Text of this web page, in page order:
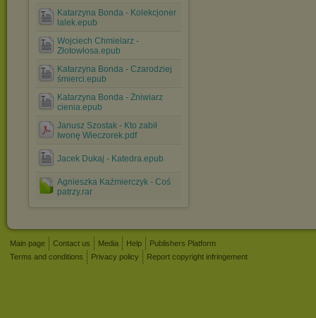
Katarzyna Bonda - Kolekcjoner
lalek.epub
Wojciech Chmielarz -
Złotowłosa.epub
Katarzyna Bonda - Czarodziej
śmierci.epub
Katarzyna Bonda - Żniwiarz
cienia.epub
Janusz Szostak - Kto zabił
Iwonę Wieczorek.pdf
Jacek Dukaj - Katedra.epub
Agnieszka Kaźmierczyk - Coś
patrzy.rar
Main page Contact us Media Help
Publishers Platform
Terms and conditions
Privacy policy Report copyright infringement